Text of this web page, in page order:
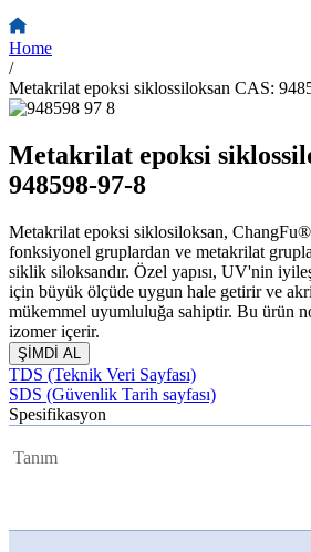
Home
/
Metakrilat epoksi siklossiloksan CAS:
Metakrilat epoksi
948598-97-8
Metakrilat epoksi siklosiloksan,
fonksiyonel gruplardan ve metakrilat
siklik siloksandır. Özel yapısı, UV'nin
için büyük ölçüde uygun hale getirir ve
mükemmel uyumluluğa sahiptir. Bu ürün
izomer içerir.
ŞİMDİ AL
TDS (Teknik Veri Sayfası)
SDS (Güvenlik Tarih sayfası)
Spesifikasyon
Tanım